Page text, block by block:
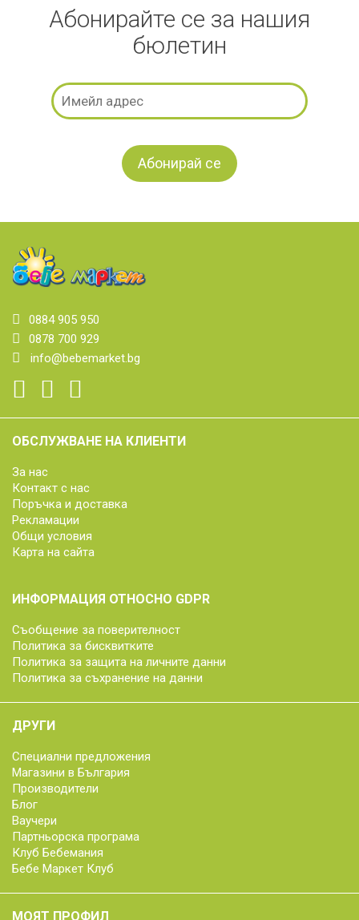
Абонирайте се за нашия
бюлетин
0884 905 950
0878 700 929
info@bebemarket.bg
ОБСЛУЖВАНЕ НА КЛИЕНТИ
За нас
Контакт с нас
Поръчка и доставка
Рекламации
Общи условия
Карта на сайта
ИНФОРМАЦИЯ ОТНОСНО GDPR
Съобщение за поверителност
Политика за бисквитките
Политика за защита на личните данни
Политика за съхранение на данни
ДРУГИ
Специални предложения
Магазини в България
Производители
Блог
Ваучери
Партньорска програма
Клуб Бебемания
Бебе Маркет Клуб
МОЯТ ПРОФИЛ